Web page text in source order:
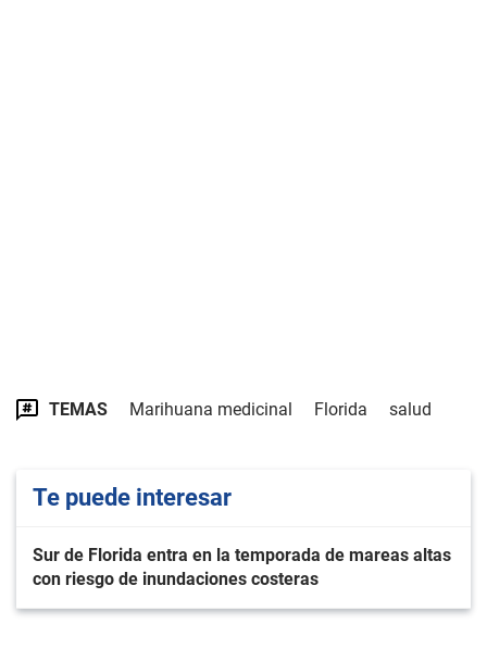
TEMAS Marihuana medicinal Florida salud
Te puede interesar
Sur de Florida entra en la temporada de mareas altas
con riesgo de inundaciones costeras